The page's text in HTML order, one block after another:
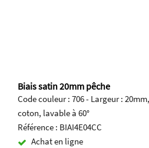
Biais satin 20mm pêche
Code couleur : 706 - Largeur :
coton, lavable à 60°
Référence : BIAI4E04CC
Achat en ligne